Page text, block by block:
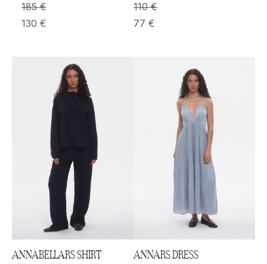
185€
130 €
110€
77 €
ANNABELLARS SHIRT ANNARS DRESS